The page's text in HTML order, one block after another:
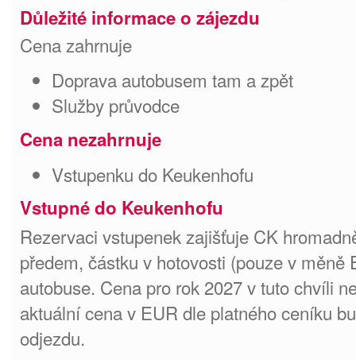
Důležité informace o zájezdu
Cena zahrnuje
Doprava autobusem tam a zpět
Služby průvodce
Cena nezahrnuje
Vstupenku do Keukenhofu
Vstupné do Keukenhofu
Rezervaci vstupenek zajišťuje CK
předem, částku v hotovosti (pouze v měně
autobuse. Cena pro rok 2027 v tuto chvíli
aktuální cena v EUR dle platného ceníku
odjezdu.